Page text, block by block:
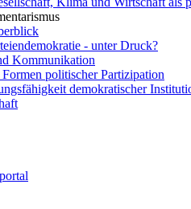
- unter Druck?
Kommunikation
politischer Partizipation
demokratischer